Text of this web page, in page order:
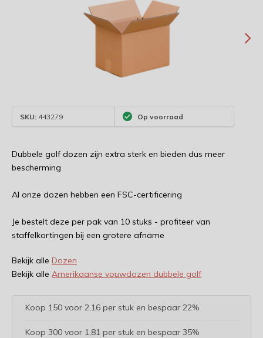
SKU: 443279 Op voorraad
Dubbele golf dozen zijn extra sterk en bieden dus meer
bescherming
Al onze dozen hebben een FSC-certificering
Je bestelt deze per pak van 10 stuks - profiteer van
staffelkortingen bij een grotere afname
Bekijk alle Dozen
Bekijk alle Amerikaanse vouwdozen dubbele golf
Koop 150 voor 2,16 per stuk en bespaar 22%
Koop 300 voor 1,81 per stuk en bespaar 35%